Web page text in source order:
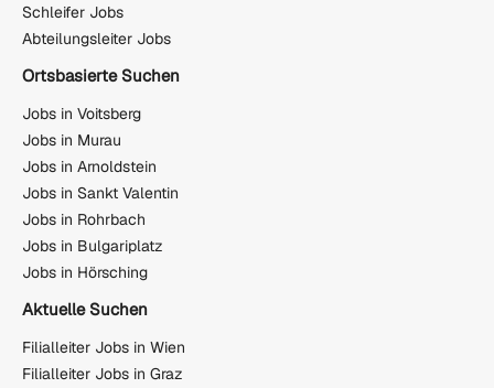
Schleifer Jobs
Abteilungsleiter Jobs
Ortsbasierte Suchen
Jobs in Voitsberg
Jobs in Murau
Jobs in Arnoldstein
Jobs in Sankt Valentin
Jobs in Rohrbach
Jobs in Bulgariplatz
Jobs in Hörsching
Aktuelle Suchen
Filialleiter Jobs in Wien
Filialleiter Jobs in Graz